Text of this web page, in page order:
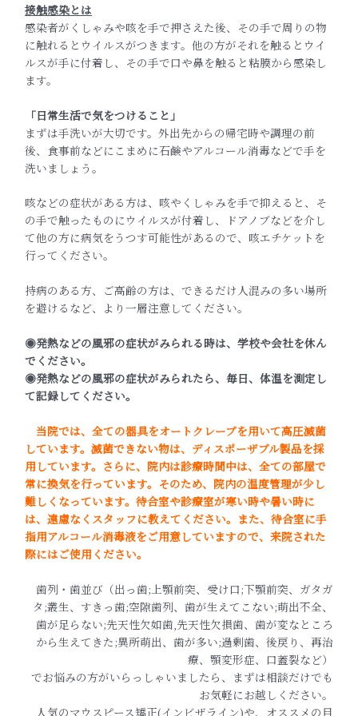
接触感染とは
感染者がくしゃみや咳を手で押さえた後、その手で周りの物
に触れるとウイルスがつきます。他の方がそれを触るとウイ
ルスが手に付着し、その手で口や鼻を触ると粘膜から感染し
ます。
「日常生活で気をつけること」
まずは手洗いが大切です。外出先からの帰宅時や調理の前
後、食事前などにこまめに石鹸やアルコール消毒などで手を
洗いましょう。
咳などの症状がある方は、咳やくしゃみを手で抑えると、そ
の手で触ったものにウイルスが付着し、ドアノブなどを介し
て他の方に病気をうつす可能性があるので、咳エチケットを
行ってください。
持病のある方、ご高齢の方は、できるだけ人混みの多い場所
を避けるなど、より一層注意してください。
◉発熱などの風邪の症状がみられる時は、学校や会社を休ん
でください。
◉発熱などの風邪の症状がみられたら、毎日、体温を測定し
て記録してください。
当院では、全ての器具をオートクレーブを用いて高圧滅菌
しています。滅菌できない物は、ディスポーザブル製品を採
用しています。さらに、院内は診療時間中は、全ての部屋で
常に換気を行っています。そのため、院内の温度管理が少し
難しくなっています。待合室や診療室が寒い時や暑い時に
は、遠慮なくスタッフに教えてください。また、待合室に手
指用アルコール消毒液をご用意していますので、来院された
際にはご使用ください。
歯列・歯並び（出っ歯;上顎前突、受け口;下顎前突、ガタガ
タ;叢生、すきっ歯;空隙歯列、歯が生えてこない;萌出不全、
歯が足らない;先天性欠如歯,先天性欠損歯、歯が変なところ
から生えてきた;異所萌出、歯が多い;過剰歯、後戻り、再治
療、顎変形症、口蓋裂など）
でお悩みの方がいらっしゃいましたら、まずは相談だけでも
お気軽にお越しください。
人気のマウスピース矯正(インビザライン)や、オススメの目